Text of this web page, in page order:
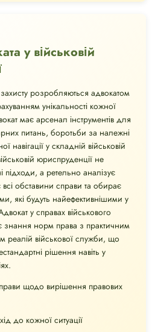
у військовій
захисту розробляються адвокатом
унікальності кожної
має арсенал інструментів для
питань, боротьби за належні
навігації у складній військовій
юриспруденції не
підходи, а ретельно аналізує
обставини справи та обирає
які будуть найефективнішими у
у справах військового
знання норм права з практичним
реалій військової служби, що
рішення навіть у
щодо вирішення правових
до кожної ситуації